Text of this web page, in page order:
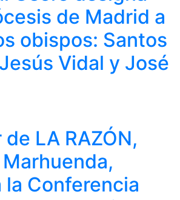
de Madrid a
obispos: Santos
Vidal y José
LA RAZÓN,
Conferencia